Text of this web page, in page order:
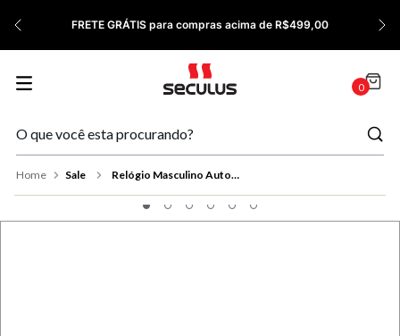
GANHE 10% OFF ❤️ PRIMEIRACOMPRA
0
Sale Relógio Masculino Automático Aço Vidro Abaulado Dourado
9º Relógio Feminino Rose